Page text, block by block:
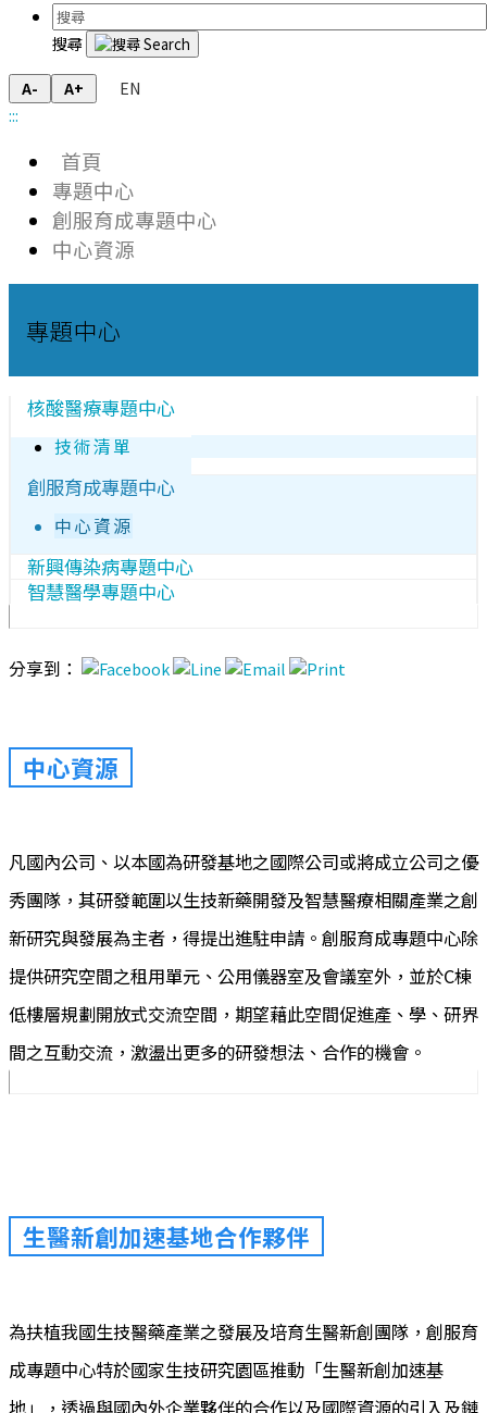
搜尋
A- A+
EN
:::
首頁
專題中心
創服育成專題中心
中心資源
專題中心
核酸醫療專題中心
技術清單
創服育成專題中心
中心資源
新興傳染病專題中心
智慧醫學專題中心
分享到：
中心資源
凡國內公司、以本國為研發基地之國際公司或將成立公司之優
秀團隊，其研發範圍以生技新藥開發及智慧醫療相關產業之創
新研究與發展為主者，得提出進駐申請。創服育成專題中心除
提供研究空間之租用單元、公用儀器室及會議室外，並於C棟
低樓層規劃開放式交流空間，期望藉此空間促進產、學、研界
間之互動交流，激盪出更多的研發想法、合作的機會。
生醫新創加速基地合作夥伴
為扶植我國生技醫藥產業之發展及培育生醫新創團隊，創服育
成專題中心特於國家生技研究園區推動「生醫新創加速基
地」，透過與國內外企業夥伴的合作以及國際資源的引入及鏈